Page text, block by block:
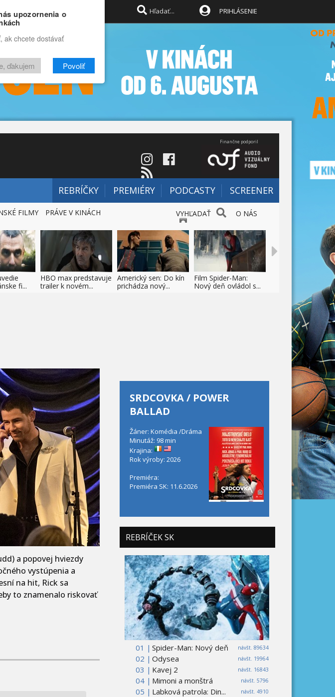
PRIHLÁSENIE
Finančne podporil
REBRÍČKY PREMIÉRY PODCASTY SCREENER
VYHĽADAŤ O NÁS
FILMY PRÁVE V KINÁCH
fi...
HBO max predstavuje
trailer k novém...
Americký sen: Do kín
prichádza nový...
Film Spider-Man:
Nový deň ovládol s...
a popovej hviezdy
vystúpenia a
na hit, Rick sa
to znamenalo riskovať
SRDCOVKA / POWER
BALLAD
Žáner: Komédia /Dráma
Minutáž: 98 min
Krajina:
Rok výroby: 2026
Premiéra:
Premiéra SK: 11.6.2026
REBRÍČEK SK
01 | návšt. 89634
Spider-Man: Nový deň
02 |
návšt. 19964
Odysea
03 |
návšt. 16843
Kavej 2
04 |
návšt. 5796
Mimoni a monštrá
05 |
návšt. 4910
Labková patrola: Din...
upozornenia o
ak chcete dostávať
ďakujem Povoliť